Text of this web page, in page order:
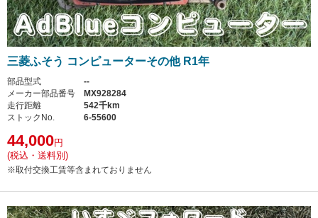
三菱ふそう コンピューターその他 R1年
部品型式
--
メーカー部品番号
MX928284
走行距離
542千km
ストックNo.
6-55600
44,000円
(税込・送料別)
※取付交換工賃等含まれておりません